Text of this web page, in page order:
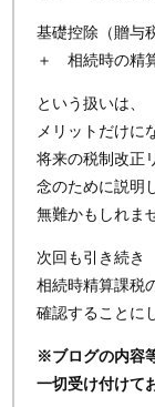
基礎控除（贈与
＋ 相続時の精
という扱いは、
メリットだけに
将来の税制改正
念のために説明
無難かもしれま
次回も引き続き
相続時精算課税
確認することに
※ブログの内容
一切受け付けて